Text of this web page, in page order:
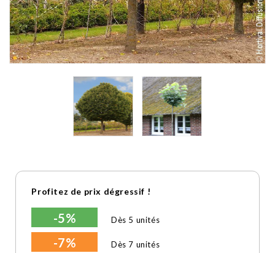
Profitez de prix dégressif !
-5% Dès 5 unités
-7% Dès 7 unités